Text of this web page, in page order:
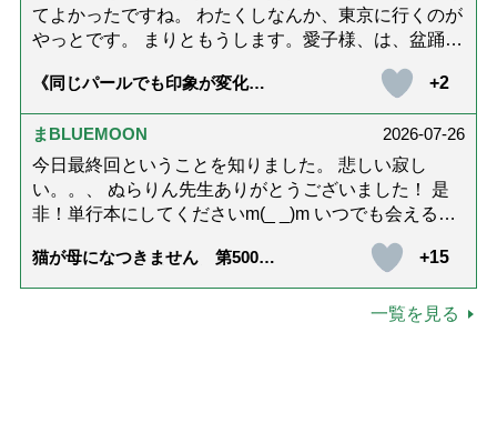
てよかったですね。 わたくしなんか、東京に行くのが
やっとです。 まりともうします。愛子様、は、盆踊り
《同じパールでも印象が変化》
ネックレス」上品＆涼しげに見
せる4つの法則
+2
まBLUEMOON
2026-07-26
今日最終回ということを知りました。 悲しい寂し
い。。、 ぬらりん先生ありがとうございました！ 是
非！単行本にしてくださいm(_ _)m いつでも会える様
猫が母になつきません 第500話
+15
一覧を見る